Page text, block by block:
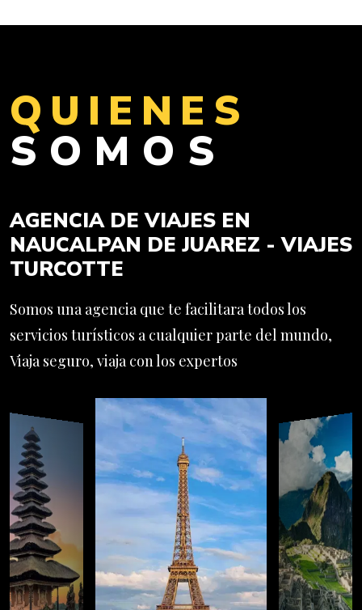
QUIENES
SOMOS
AGENCIA DE VIAJES EN
NAUCALPAN DE JUAREZ -VIAJES
TURCOTTE
Somos una agencia que te facilitara todos los
servicios turísticos a cualquier parte del mundo,
Viaja seguro, viaja con los expertos